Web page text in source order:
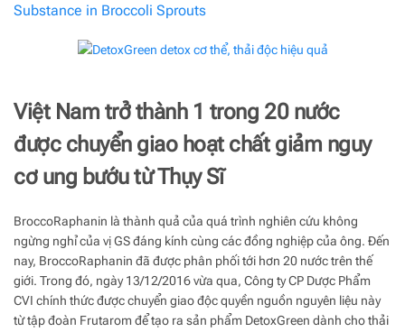
Substance in Broccoli Sprouts
Việt Nam trở thành 1 trong 20 nước
được chuyển giao hoạt chất giảm nguy
cơ ung bướu từ Thụy Sĩ
BroccoRaphanin là thành quả của quá trình nghiên cứu không
ngừng nghỉ của vị GS đáng kính cùng các đồng nghiệp của ông. Đến
nay, BroccoRaphanin đã được phân phối tới hơn 20 nước trên thế
giới. Trong đó, ngày 13/12/2016 vừa qua, Công ty CP Dược Phẩm
CVI chính thức được chuyển giao độc quyền nguồn nguyên liệu này
từ tập đoàn Frutarom để tạo ra sản phẩm DetoxGreen dành cho thải